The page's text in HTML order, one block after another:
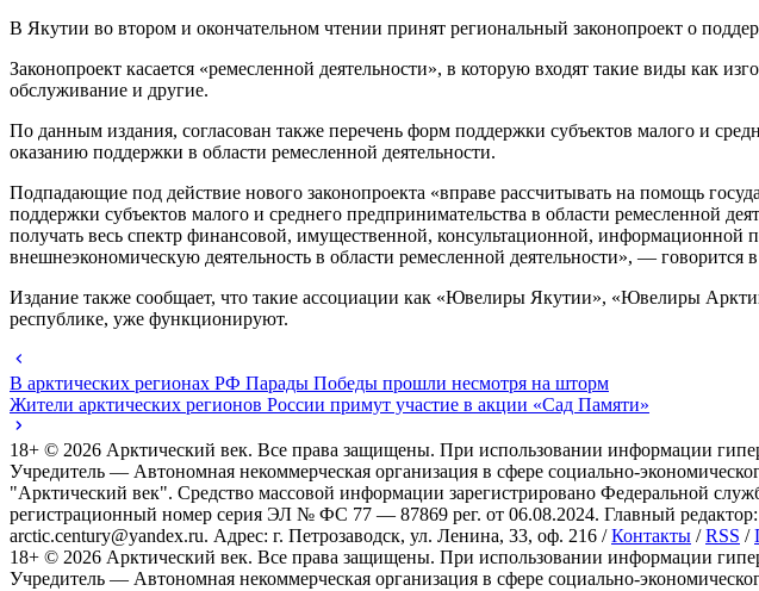
В Якутии во втором и окончательном чтении принят региональный законопроект о
Законопроект касается «ремесленной деятельности», в которую входят такие виды как
обслуживание и другие.
По данным издания, согласован также перечень форм поддержки субъектов малого и
оказанию поддержки в области ремесленной деятельности.
Подпадающие под действие нового законопроекта «вправе рассчитывать на помощь
поддержки субъектов малого и среднего предпринимательства в области ремесленной
получать весь спектр финансовой, имущественной, консультационной,
внешнеэкономическую деятельность в области ремесленной деятельности», — говорится
Издание также сообщает, что такие ассоциации как «Ювелиры Якутии», «Ювелиры
республике, уже функционируют.
В арктических регионах РФ Парады Победы прошли несмотря на шторм
Жители арктических регионов России примут участие в акции «Сад Памяти»
18+ © 2026 Арктический век. Все права защищены. При использовании информации
Учредитель — Автономная некоммерческая организация в сфере социально-
"Арктический век". Средство массовой информации зарегистрировано Федеральной
регистрационный номер серия ЭЛ № ФС 77 — 87869 рег. от 06.08.2024. Главный
arctic.century@yandex.ru. Адрес: г. Петрозаводск, ул. Ленина, 33, оф. 216 /Контакты /RSS /
18+ © 2026 Арктический век. Все права защищены. При использовании информации
Учредитель — Автономная некоммерческая организация в сфере социально-